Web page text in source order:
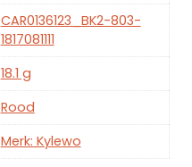
CAR0136123_BK2-803-
1817081111
18.1 g
Rood
Merk: Kylewo